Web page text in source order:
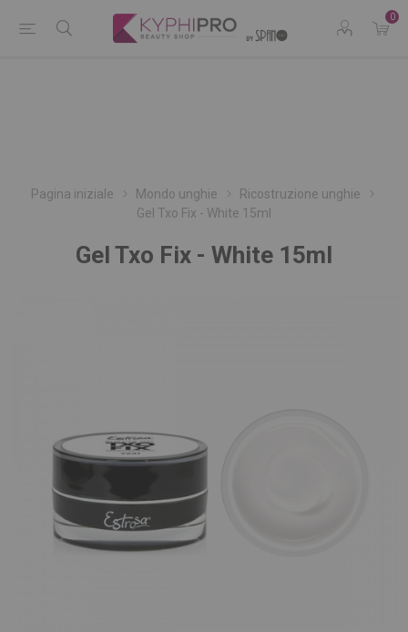
0
Pagina iniziale Mondo unghie
Ricostruzione unghie
Gel Txo Fix - White 15ml
Gel Txo Fix - White 15ml